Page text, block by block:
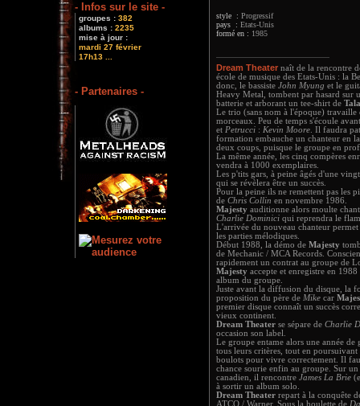
- Infos sur le site -
groupes : 382
albums : 2235
mise à jour :
mardi 27 février
17h13 ...
- Partenaires -
style : Progressif
pays : Etats-Unis
formé en : 1985
Dream Theater naît de la rencontre
école de musique des Etats-Unis : la
donc, le bassiste John Myung et le
Heavy Metal, tombent par hasard sur
batterie et arborant un tee-shirt de
Le trio (sans nom à l'époque) travaille
morceaux. Peu de temps s'écoule
et Petrucci : Kevin Moore . Il faudra
formation embauche un chanteur en
deux coups, puisque le groupe en
La même année, les cinq compères
vendra à 1000 exemplaires.
Les p'tits gars, à peine âgés d'une
qui se révèlera être un succès.
Pour la peine ils ne remettent pas les
de Chris Collin en novembre 1986.
Majesty auditionne alors moulte
Charlie Dominici qui reprendra le
L'arrivée du nouveau chanteur
les parties mélodiques.
Début 1988, la démo de Majesty
de Mechanic / MCA Records.
rapidement un contrat au groupe de
Majesty accepte et enregistre en 1988
album du groupe.
Juste avant la diffusion du disque, la
proposition du père de Mike car
premier disque connaît un succès
vieux continent.
Dream Theater se sépare de Charlie
occasion son label.
Le groupe entame alors une année
tous leurs critères, tout en
boulots pour vivre correctement. Il
chance sourie enfin au groupe. Sur
canadien, il rencontre James La Brie
à sortir un album solo.
Dream Theater repart à la conquête
ATCO / Warner. Sous la houlette de